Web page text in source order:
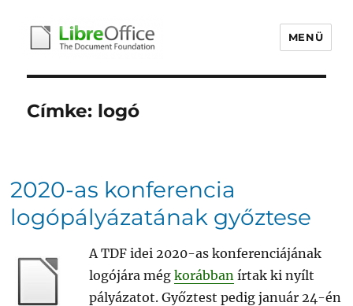
libreoffice.hu
MENÜ
Címke: logó
2020-as konferencia
logópályázatának győztese
A TDF idei 2020-as konferenciájának
logójára mégkorábban írtak ki nyílt
pályázatot. Győztest pedig január 24-én